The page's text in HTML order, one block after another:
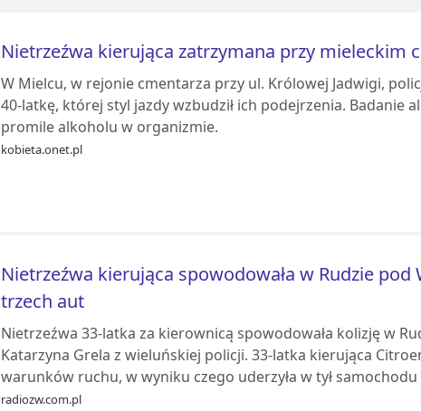
Nietrzeźwa kierująca zatrzymana przy mieleckim
W Mielcu, w rejonie cmentarza przy ul. Królowej Jadwigi,
40-latkę, której styl jazdy wzbudził ich podejrzenia. Badanie
promile alkoholu w organizmie.
kobieta.onet.pl
Nietrzeźwa kierująca spowodowała w Rudzie pod
trzech aut
Nietrzeźwa 33-latka za kierownicą spowodowała kolizję w
Katarzyna Grela z wieluńskiej policji. 33-latka kierująca
warunków ruchu, w wyniku czego uderzyła w tył samochodu
radiozw.com.pl